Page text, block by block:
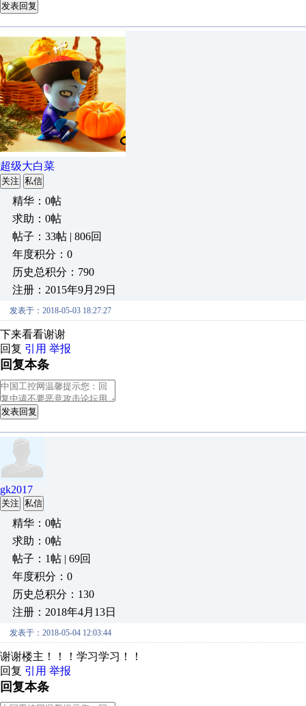
发表回复
超级大白菜
关注 私信
精华：0帖
求助：0帖
帖子：33帖 | 806回
年度积分：0
历史总积分：790
注册：2015年9月29日
发表于：2018-05-03 18:27:27
下来看看谢谢
回复 引用 举报
回复本条
发表回复
gk2017
关注 私信
精华：0帖
求助：0帖
帖子：1帖 | 69回
年度积分：0
历史总积分：130
注册：2018年4月13日
发表于：2018-05-04 12:03:44
谢谢楼主！！！学习学习！！
回复 引用 举报
回复本条